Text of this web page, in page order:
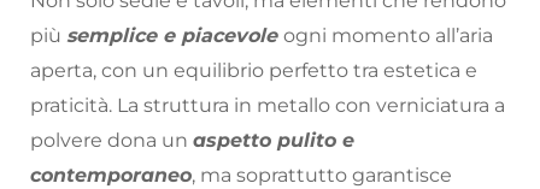
più semplice e piacevole ogni momento all’aria
aperta, con un equilibrio perfetto tra estetica e
praticità. La struttura in metallo con verniciatura a
polvere dona un aspetto pulito e
contemporaneo, ma soprattutto garantisce